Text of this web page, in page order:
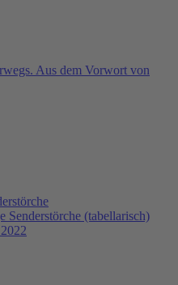
Aus dem Vorwort von
Senderstörche (tabellarisch)